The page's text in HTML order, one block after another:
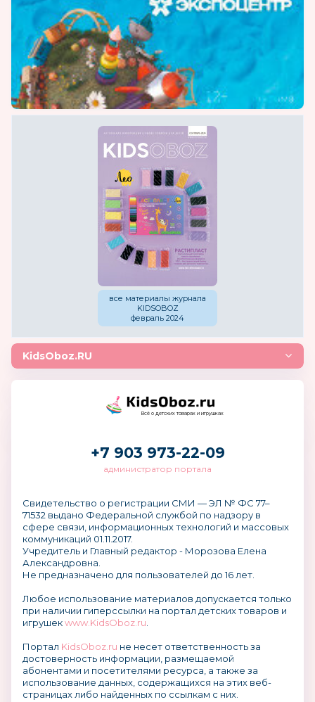
все материалы журнала
KIDSOBOZ
февраль 2024
KidsOboz.RU
Всё о детских товарах и игрушках
+7 903 973-22-09
администратор портала
Свидетельство о регистрации СМИ — ЭЛ № ФС 77–
71532 выдано Федеральной службой по надзору в
сфере связи, информационных технологий и массовых
коммуникаций 01.11.2017.
Учредитель и Главный редактор - Морозова Елена
Александровна.
Не предназначено для пользователей до 16 лет.
Любое использование материалов допускается только
при наличии гиперссылки на портал детских товаров и
игрушекwww.KidsOboz.ru
Портал KidsOboz.ru не несет ответственность за
достоверность информации, размещаемой
абонентами и посетителями ресурса, а также за
использование данных, содержащихся на этих веб-
страницах либо найденных по ссылкам с них.